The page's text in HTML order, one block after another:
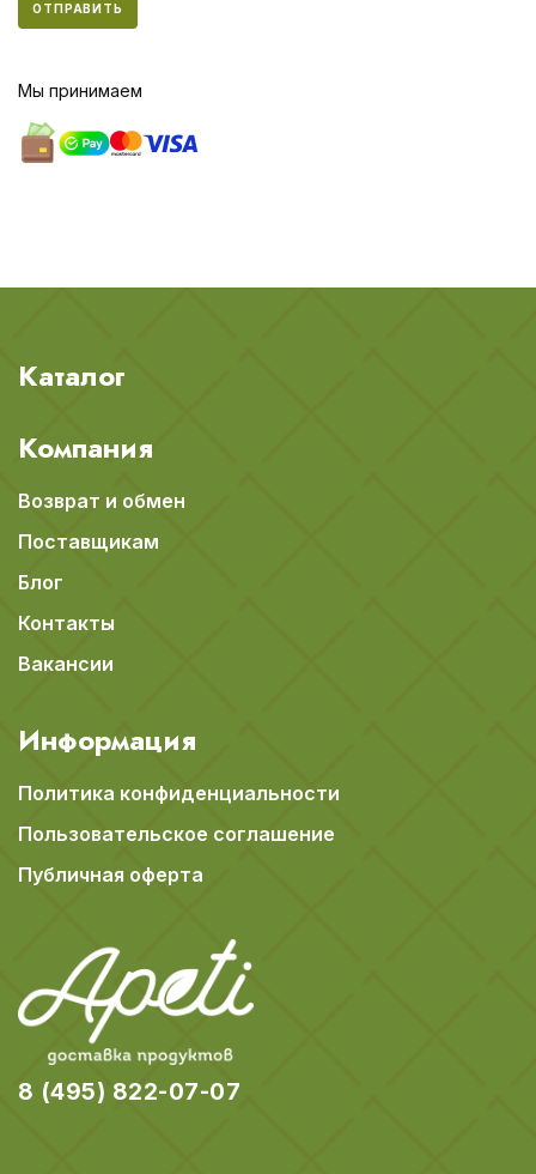
ОТПРАВИТЬ
Мы принимаем
Каталог
Компания
Возврат и обмен
Поставщикам
Блог
Контакты
Вакансии
Информация
Политика конфиденциальности
Пользовательское соглашение
Публичная оферта
8 (495) 822-07-07